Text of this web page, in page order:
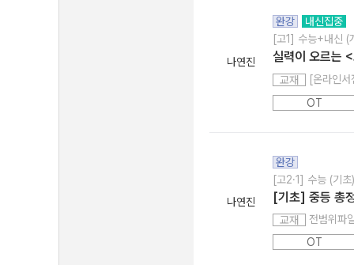
나연진
완강
내신집중
[고1] 수능+내신 (
실력이 오르는
교재
[온라인
OT
나연진
완강
[고2·1] 수능 (기초)
[기초] 중등 총
교재
전범위파
OT